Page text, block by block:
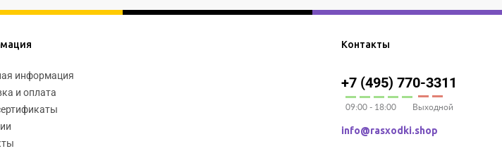
информация
и оплата
Контакты
+7 (495) 770-3311
09:00 - 18:00 Выходной
info@rasxodki.shop